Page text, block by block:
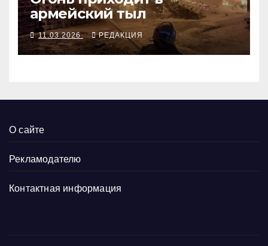
армейский тыл
11.03.2026 РЕДАКЦИЯ
О сайте
Рекламодателю
Контактная информация